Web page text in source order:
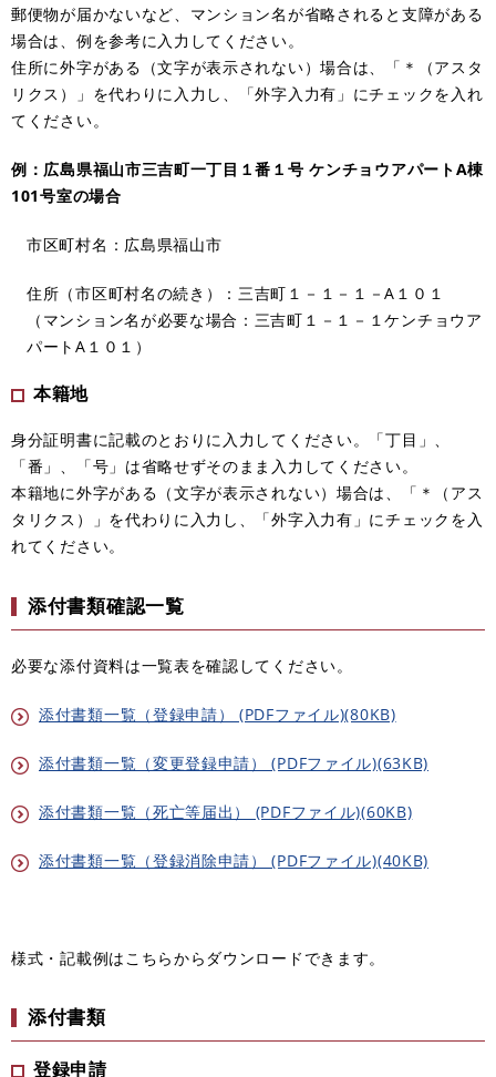
郵便物が届かないなど、マンション名が省略されると支障がある
場合は、例を参考に入力してください。
住所に外字がある（文字が表示されない）場合は、「＊（アスタ
リクス）」を代わりに入力し、「外字入力有」にチェックを入れ
てください。
例：広島県福山市三吉町一丁目１番１号 ケンチョウアパートA棟
101号室の場合
市区町村名：広島県福山市
住所（市区町村名の続き）：三吉町１－１－１－A１０１
（マンション名が必要な場合：三吉町１－１－１ケンチョウア
パートA１０１）
本籍地
身分証明書に記載のとおりに入力してください。「丁目」、
「番」、「号」は省略せずそのまま入力してください。
本籍地に外字がある（文字が表示されない）場合は、「＊（アス
タリクス）」を代わりに入力し、「外字入力有」にチェックを入
れてください。
添付書類確認一覧
必要な添付資料は一覧表を確認してください。
添付書類一覧（登録申請） (PDFファイル)(80KB)
添付書類一覧（変更登録申請） (PDFファイル)(63KB)
添付書類一覧（死亡等届出） (PDFファイル)(60KB)
添付書類一覧（登録消除申請） (PDFファイル)(40KB)
様式・記載例はこちらからダウンロードできます。
添付書類
登録申請